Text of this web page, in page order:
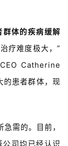
体的疾病缓解
疗难度极大，”
CEO Catherine
的患者群体，现
急需的。 目前，
公司均 已经认识